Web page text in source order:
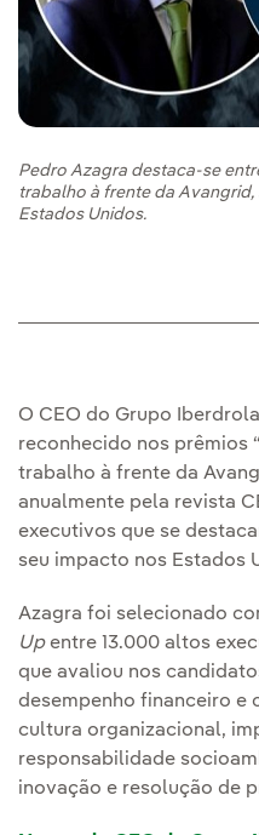
Pedro Azagra destaca-se
trabalho à frente da
Estados Unidos.
O CEO do Grupo
reconhecido nos prêmios
trabalho à frente da
anualmente pela revista
executivos que se
seu impacto nos Estados
Azagra foi selecionado
Upentre 13.000 altos
que avaliou nos
desempenho financeiro e
cultura organizacional,
responsabilidade
inovação e resolução de